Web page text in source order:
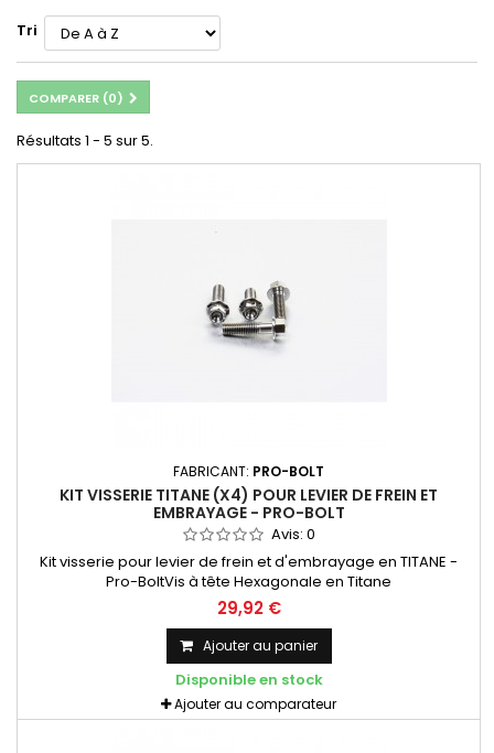
Tri
COMPARER (0)
Résultats 1 - 5 sur 5.
FABRICANT: PRO-BOLT
KIT VISSERIE TITANE (X4) POUR LEVIER DE FREIN ET
EMBRAYAGE - PRO-BOLT
Avis: 0
Kit visserie pour levier de frein et d'embrayage en TITANE -
Pro-BoltVis à tête Hexagonale en Titane
29,92 €
Ajouter au panier
Disponible en stock
Ajouter au comparateur